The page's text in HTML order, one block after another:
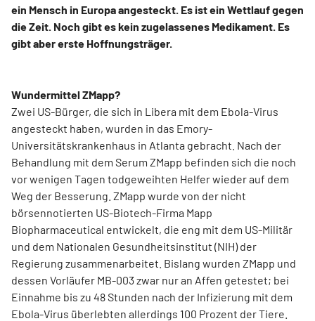
ein Mensch in Europa angesteckt. Es ist ein Wettlauf gegen
die Zeit. Noch gibt es kein zugelassenes Medikament. Es
gibt aber erste Hoffnungsträger.
Wundermittel ZMapp?
Zwei US-Bürger, die sich in Libera mit dem Ebola-Virus
angesteckt haben, wurden in das Emory-
Universitätskrankenhaus in Atlanta gebracht. Nach der
Behandlung mit dem Serum ZMapp befinden sich die noch
vor wenigen Tagen todgeweihten Helfer wieder auf dem
Weg der Besserung. ZMapp wurde von der nicht
börsennotierten US-Biotech-Firma Mapp
Biopharmaceutical entwickelt, die eng mit dem US-Militär
und dem Nationalen Gesundheitsinstitut (NIH) der
Regierung zusammenarbeitet. Bislang wurden ZMapp und
dessen Vorläufer MB-003 zwar nur an Affen getestet; bei
Einnahme bis zu 48 Stunden nach der Infizierung mit dem
Ebola-Virus überlebten allerdings 100 Prozent der Tiere.